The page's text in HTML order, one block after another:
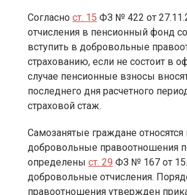
Согласно ст. 15 ФЗ № 422 от
отчисления в пенсионный фонд
вступить в добровольные
страхованию, если не состоит в
случае пенсионные взносы
последнего дня расчетного
страховой стаж.
Самозанятые граждане
добровольные правоотношения
определены ст. 29 ФЗ № 167 от
добровольные отчисления.
правоотношения утвержден